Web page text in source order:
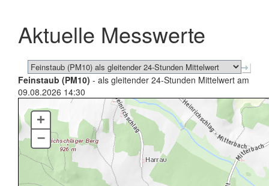
schließen
Aktuelle Messwerte
Feinstaub (PM10) - als gleitender 24-Stunden Mittelwert am
09.08.2026 14:30
+
–